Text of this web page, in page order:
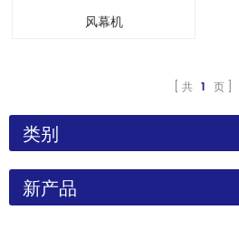
风幕机
共 1 页
类别
新产品